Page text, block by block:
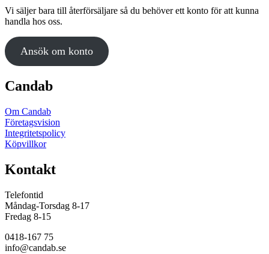
Vi säljer bara till återförsäljare så du behöver ett konto för att kunna
handla hos oss.
Ansök om konto
Candab
Om Candab
Företagsvision
Integritetspolicy
Köpvillkor
Kontakt
Telefontid
Måndag-Torsdag 8-17
Fredag 8-15
0418-167 75
info@candab.se